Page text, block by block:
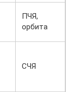
ПЧЯ,
орбита
СЧЯ